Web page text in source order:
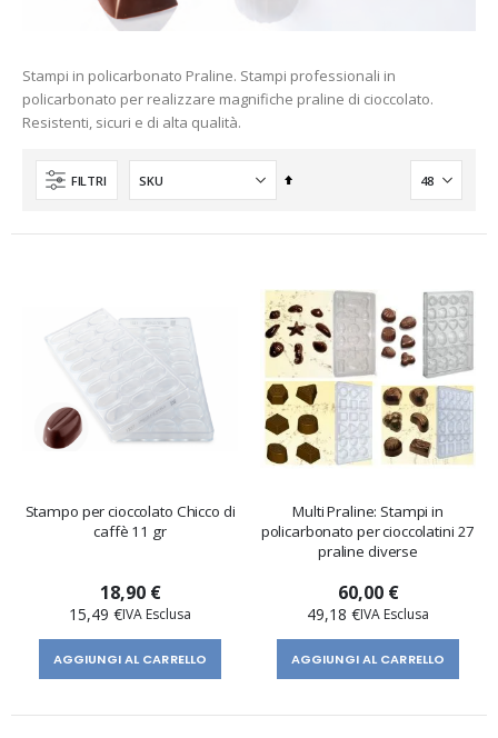
Stampi in policarbonato Praline. Stampi professionali in
policarbonato per realizzare magnifiche praline di cioccolato.
Resistenti, sicuri e di alta qualità.
FILTRI
Imposta
Stampo per cioccolato Chicco di
caffè 11 gr
18,90 €
15,49 €
AGGIUNGI AL CARRELLO
Multi Praline: Stampi in
policarbonato per cioccolatini 27
praline diverse
60,00 €
49,18 €
AGGIUNGI AL CARRELLO